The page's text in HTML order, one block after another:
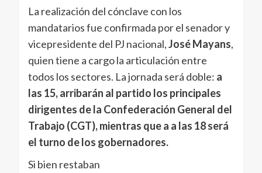
La realización del cónclave con los
mandatarios fue confirmada por el senador y
vicepresidente del PJ nacional,José Mayans,
quien tiene a cargo la articulación entre
todos los sectores. La jornada será doble: a
las 15, arribarán al partido los principales
dirigentes de la Confederación General del
Trabajo (CGT), mientras que a a las 18 será
el turno de los gobernadores.
Si bien restaban